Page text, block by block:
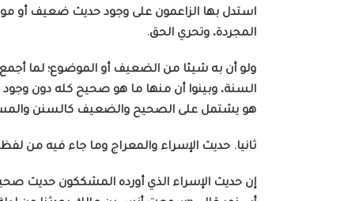
استدل بها الزاعمون على وجود حديث ضعيف أو
المجردة، وتحري الحق.
ولو أن به شيئا من الضعيف أو الموضوع؛ لما
السنة، وبينوا أن منها ما هو صحيح كله دون
هو يشتمل على الصحيح والضعيف كالسنن
ثانيا. حديث الإسراء والمعراج وما جاء فيه من
إن حديث الإسراء الذي أورده المشككون حديث